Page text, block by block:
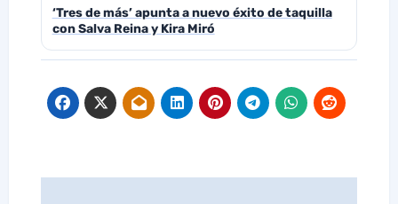
‘Tres de más’ apunta a nuevo éxito de taquilla
con Salva Reina y Kira Miró